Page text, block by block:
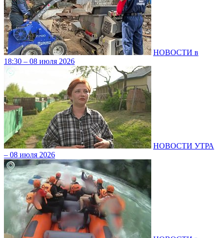
НОВОСТИ в
18:30 – 08 июля 2026
НОВОСТИ УТРА
– 08 июля 2026